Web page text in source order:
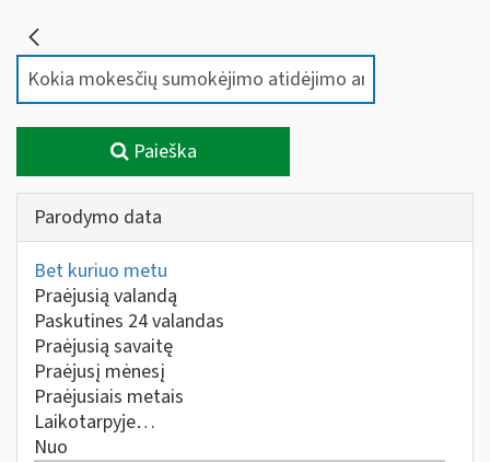
Paieška
Parodymo data
Bet kuriuo metu
Praėjusią valandą
Paskutines 24 valandas
Praėjusią savaitę
Praėjusį mėnesį
Praėjusiais metais
Laikotarpyje…
Nuo